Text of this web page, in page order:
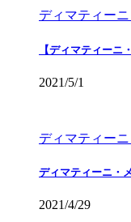
ディマティー
【ディマティーニ
2021/5/1
ディマティー
ディマティーニ・
2021/4/29